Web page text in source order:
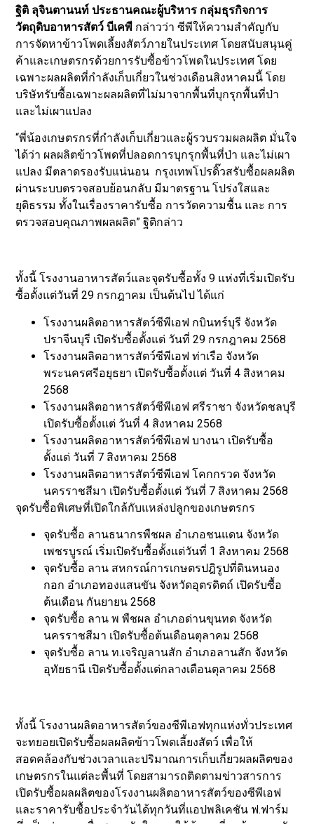
ฐิติ ลุจินตานนท์ ประธานคณะผู้บริหาร กลุ่มธุรกิจการ
วัตถุดิบอาหารสัตว์ บีเคพี กล่าวว่า ซีพีให้ความสำคัญกับ
การจัดหาข้าวโพดเลี้ยงสัตว์ภายในประเทศ โดยสนับสนุนคู่
ค้าและเกษตรกรด้วยการรับซื้อข้าวโพดในประเทศ โดย
เฉพาะผลผลิตที่กำลังเก็บเกี่ยวในช่วงเดือนสิงหาคมนี้ โดย
บริษัทรับซื้อเฉพาะผลผลิตที่ไม่มาจากพื้นที่บุกรุกพื้นที่ป่า
และไม่เผาแปลง
“พี่น้องเกษตรกรที่กำลังเก็บเกี่ยวและผู้รวบรวมผลผลิต มั่นใจ
ได้ว่า ผลผลิตข้าวโพดที่ปลอดการบุกรุกพื้นที่ป่า และไม่เผา
แปลง มีตลาดรองรับแน่นอน กรุงเทพโปรดิ๊วสรับซื้อผลผลิต
ผ่านระบบตรวจสอบย้อนกลับ มีมาตรฐาน โปร่งใสและ
ยุติธรรม ทั้งในเรื่องราคารับซื้อ การวัดความชื้น และ การ
ตรวจสอบคุณภาพผลผลิต” ฐิติกล่าว
ทั้งนี้ โรงงานอาหารสัตว์และจุดรับซื้อทั้ง 9 แห่งที่เริ่มเปิดรับ
ซื้อตั้งแต่วันที่ 29 กรกฎาคม เป็นต้นไป ได้แก่
โรงงานผลิตอาหารสัตว์ซีพีเอฟ กบินทร์บุรี จังหวัด
ปราจีนบุรี เปิดรับซื้อตั้งแต่ วันที่ 29 กรกฎาคม 2568
โรงงานผลิตอาหารสัตว์ซีพีเอฟ ท่าเรือ จังหวัด
พระนครศรีอยุธยา เปิดรับซื้อตั้งแต่ วันที่ 4 สิงหาคม
2568
โรงงานผลิตอาหารสัตว์ซีพีเอฟ ศรีราชา จังหวัดชลบุรี
เปิดรับซื้อตั้งแต่ วันที่ 4 สิงหาคม 2568
โรงงานผลิตอาหารสัตว์ซีพีเอฟ บางนา เปิดรับซื้อ
ตั้งแต่ วันที่ 7 สิงหาคม 2568
โรงงานผลิตอาหารสัตว์ซีพีเอฟ โคกกรวด จังหวัด
นครราชสีมา เปิดรับซื้อตั้งแต่ วันที่ 7 สิงหาคม 2568
จุดรับซื้อพิเศษที่เปิดใกล้กับแหล่งปลูกของเกษตรกร
จุดรับซื้อ ลานธนากรพืชผล อำเภอชนแดน จังหวัด
เพชรบูรณ์ เริ่มเปิดรับซื้อตั้งแต่วันที่ 1 สิงหาคม 2568
จุดรับซื้อ ลาน สหกรณ์การเกษตรปฎิรูปที่ดินหนอง
กอก อำเภอทองแสนขัน จังหวัดอุตรดิตถ์ เปิดรับซื้อ
ต้นเดือน กันยายน 2568
จุดรับซื้อ ลาน พ พืชผล อำเภอด่านขุนทด จังหวัด
นครราชสีมา เปิดรับซื้อต้นเดือนตุลาคม 2568
จุดรับซื้อ ลาน ท.เจริญลานสัก อำเภอลานสัก จังหวัด
อุทัยธานี เปิดรับซื้อตั้งแต่กลางเดือนตุลาคม 2568
ทั้งนี้ โรงงานผลิตอาหารสัตว์ของซีพีเอฟทุกแห่งทั่วประเทศ
จะทยอยเปิดรับซื้อผลผลิตข้าวโพดเลี้ยงสัตว์ เพื่อให้
สอดคล้องกับช่วงเวลาและปริมาณการเก็บเกี่ยวผลผลิตของ
เกษตรกรในแต่ละพื้นที่ โดยสามารถติดตามข่าวสารการ
เปิดรับซื้อผลผลิตของโรงงานผลิตอาหารสัตว์ของซีพีเอฟ
และราคารับซื้อประจำวันได้ทุกวันที่แอปพลิเคชัน ฟ.ฟาร์ม